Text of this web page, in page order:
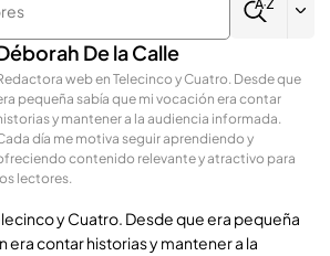
De la Calle
web en Telecinco y Cuatro. Desde que
pequeña sabía que mi vocación era contar
y mantener a la audiencia informada.
día me motiva seguir aprendiendo y
contenido relevante y atractivo para
lectores.
y Cuatro. Desde que era pequeña
era contar historias y mantener a la